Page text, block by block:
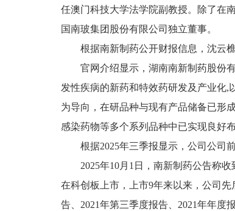
任澳门科技大学法学院副教授。除了在
国南玻集团股份有限公司独立董事。
根据南新制药公开财报信息，沈云
官网介绍显示，湖南南新制药股份
发性疾病的新药和特效药研发及产业化
为导向，在研品种与现有产品储备已形
感染药物等多个系列品种中已实现良好布
根据2025年三季报显示，公司公司
2025年10月1日，南新制药公告称
在科创板上市，上市9年来以来，公司先
告、2021年第三季度报告、2021年年度